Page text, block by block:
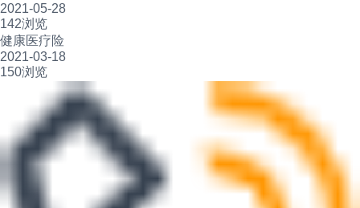
2021-05-28
142浏览
健康医疗险
2021-03-18
150浏览